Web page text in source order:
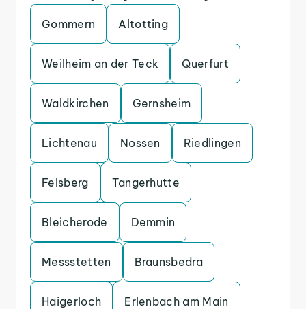
Gommern Altotting
Weilheim an der Teck Querfurt
Waldkirchen Gernsheim
Lichtenau Nossen Riedlingen
Felsberg Tangerhutte
Bleicherode Demmin
Messstetten Braunsbedra
Haigerloch Erlenbach am Main